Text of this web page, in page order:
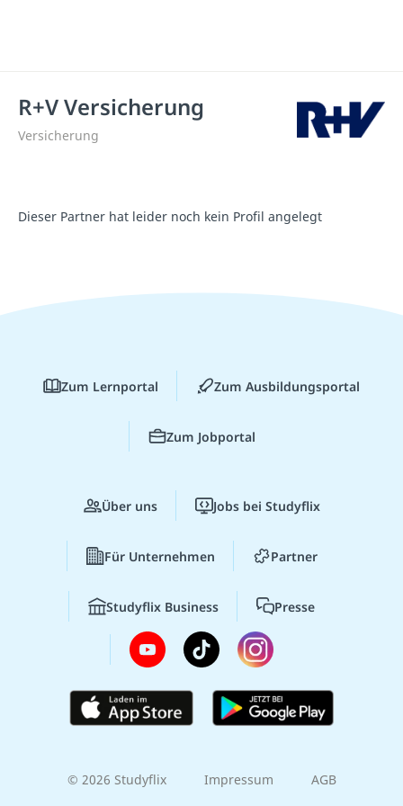
R+V Versicherung
Versicherung
Dieser Partner hat leider noch kein Profil angelegt
Zum Lernportal Zum Ausbildungsportal
Zum Jobportal
Über uns Jobs bei Studyflix
Für Unternehmen Partner
Studyflix Business Presse
© 2026 Studyflix Impressum AGB